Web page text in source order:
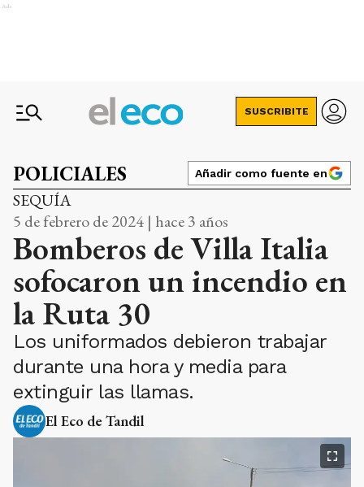
Ads
SUSCRIBITE
POLICIALES Añadir como fuente en
SEQUÍA
5 de febrero de 2024 | hace 3 años
Bomberos de Villa Italia
sofocaron un incendio en
la Ruta 30
Los uniformados debieron trabajar
durante una hora y media para
extinguir las llamas.
El Eco de Tandil